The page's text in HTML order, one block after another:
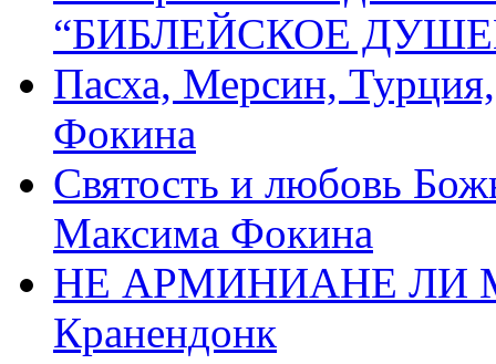
“БИБЛЕЙСКОЕ
Пасха, Мерсин,
Фокина
Святость и любовь
Максима Фокина
НЕ АРМИНИАНЕ ЛИ
Кранендонк